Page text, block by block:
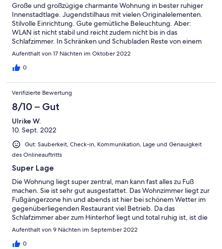
Große und großzügige charmante Wohnung in bester ruhiger
Innenstadtlage. Jugendstilhaus mit vielen Originalelementen.
Stilvolle Einrichtung. Gute gemütliche Beleuchtung. Aber:
WLAN ist nicht stabil und reicht zudem nicht bis in das
Schlafzimmer. In Schränken und Schubladen Reste von einem
früheren Bewohner und anderen Feriengästen. Sonnenbrille,
3 Einmalrasierer, Fußcreme, alter Körperpuder, Fußcreme etc.
Tassen und Gläser. Und dazwischen viel Krempel und alles
unordentlich. Keine Kaffeemaschine (aber eine Karton dafür),
kein Toaster. Ich schlage eine große Entrümpelung- und
Aufräumaktion vor (inkl. Balkon): mindestens 3 große Müllsäcke
notwendig. Danach: 5 Sterne ++
Aufenthalt von 17 Nächten im Oktober 2022
0
Verifizierte Bewertung
8/10 – Gut
Ulrike W.
10. Sept. 2022
Gut: Sauberkeit, Check-in, Kommunikation, Lage und Genauigkeit
des Onlineauftritts
Super Lage
Die Wohnung liegt super zentral, man kann fast alles zu Fuß
machen. Sie ist sehr gut ausgestattet. Das Wohnzimmer liegt zur
Fußgängerzone hin und abends ist hier bei schönem Wetter im
gegenüberliegenden Restaurant viel Betrieb. Da das
Schlafzimmer aber zum Hinterhof liegt und total ruhig ist, ist die
Wohnung auch für "Früh-ins-Bett-Geher" sehr gut geeignet.
Wir werden die Wohnung wieder buchen, wenn wir wieder
nach Wien kommen.
Aufenthalt von 9 Nächten im September 2022
0